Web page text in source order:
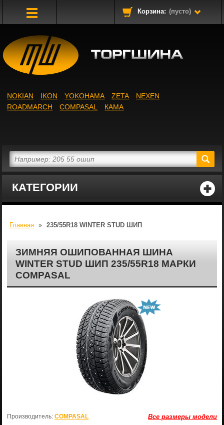
Корзина: (пусто)
КАТЕГОРИИ
NOKIAN IKON YOKOHAMA ZETA
NEXEN
ROADMARCH
COMPASAL КАМА
Главная » 235/55R18 WINTER STUD ШИП
ЗИМНЯЯ ОШИПОВАННАЯ ШИНА
WINTER STUD ШИП 235/55R18 МАРКИ
COMPASAL
Все размеры модели
Производитель: COMPASAL